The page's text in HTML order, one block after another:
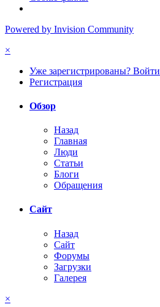
Powered by Invision Community
×
Уже зарегистрированы? Войти
Регистрация
Обзор
Назад
Главная
Люди
Статьи
Блоги
Обращения
Сайт
Назад
Сайт
Форумы
Загрузки
Галерея
×